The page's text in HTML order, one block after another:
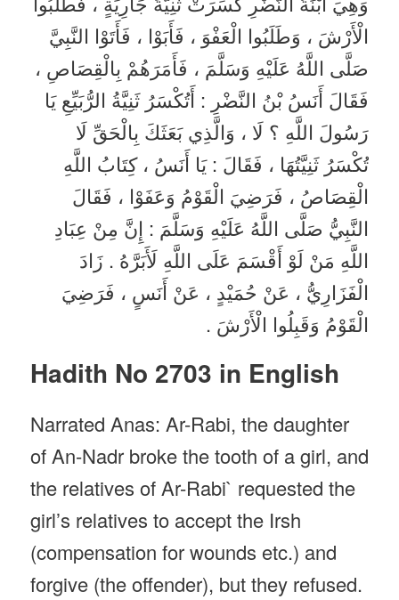
الْأَرْشَ ، وَطَلَبُوا الْعَفْوَ ، فَأَبَوْا ، فَأَتَوْا النَّبِيَّ
صَلَّى اللَّهُ عَلَيْهِ وَسَلَّمَ ، فَأَمَرَهُمْ بِالْقِصَاصِ ،
فَقَالَ أَنَسُ بْنُ النَّضْرِ : أَتُكْسَرُ ثَنِيَّةُ الرُّبَيِّعِ يَا
رَسُولَ اللَّهِ ؟ لَا ، وَالَّذِي بَعَثَكَ بِالْحَقِّ لَا
تُكْسَرُ ثَنِيَّتُهَا ، فَقَالَ : يَا أَنَسُ ، كِتَابُ اللَّهِ
الْقِصَاصُ ، فَرَضِيَ الْقَوْمُ وَعَفَوْا ، فَقَالَ
النَّبِيُّ صَلَّى اللَّهُ عَلَيْهِ وَسَلَّمَ : إِنَّ مِنْ عِبَادِ
اللَّهِ مَنْ لَوْ أَقْسَمَ عَلَى اللَّهِ لَأَبَرَّهُ . زَادَ
الْفَزَارِيُّ ، عَنْ حُمَيْدٍ ، عَنْ أَنَسٍ ، فَرَضِيَ
الْقَوْمُ وَقَبِلُوا الْأَرْشَ .
Hadith No 2703 in English
Narrated Anas: Ar-Rabi, the daughter
of An-Nadr broke the tooth of a girl, and
the relatives of Ar-Rabi` requested the
girl’s relatives to accept the Irsh
(compensation for wounds etc.) and
forgive (the offender), but they refused.